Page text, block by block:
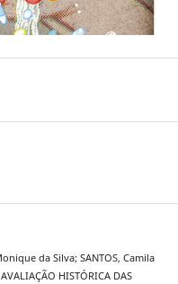
da Silva; SANTOS, Camila
HISTÓRICA DAS